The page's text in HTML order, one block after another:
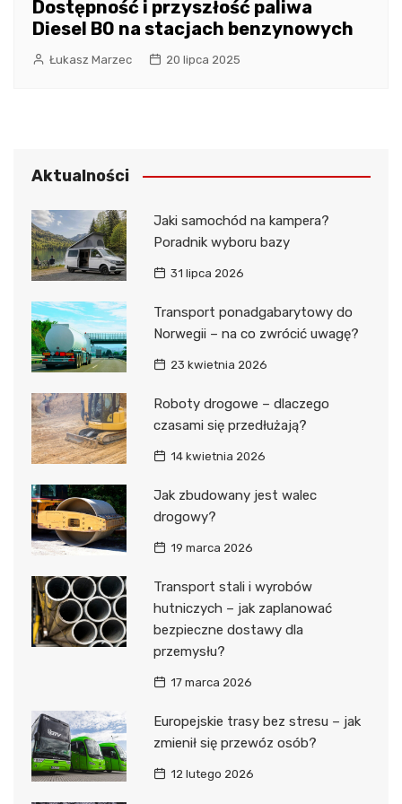
Dostępność i przyszłość paliwa
Diesel B0 na stacjach benzynowych
Łukasz Marzec 20 lipca 2025
Aktualności
Jaki samochód na kampera?
Poradnik wyboru bazy
31 lipca 2026
Transport ponadgabarytowy do
Norwegii – na co zwrócić uwagę?
23 kwietnia 2026
Roboty drogowe – dlaczego
czasami się przedłużają?
14 kwietnia 2026
Jak zbudowany jest walec
drogowy?
19 marca 2026
Transport stali i wyrobów
hutniczych – jak zaplanować
bezpieczne dostawy dla
przemysłu?
17 marca 2026
Europejskie trasy bez stresu – jak
zmienił się przewóz osób?
12 lutego 2026